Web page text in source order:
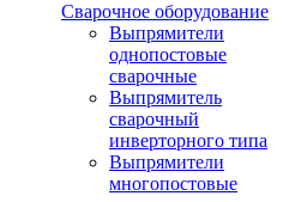
Сварочное оборудование
Выпрямители
однопостовые
сварочные
Выпрямитель
сварочный
инверторного типа
Выпрямители
многопостовые